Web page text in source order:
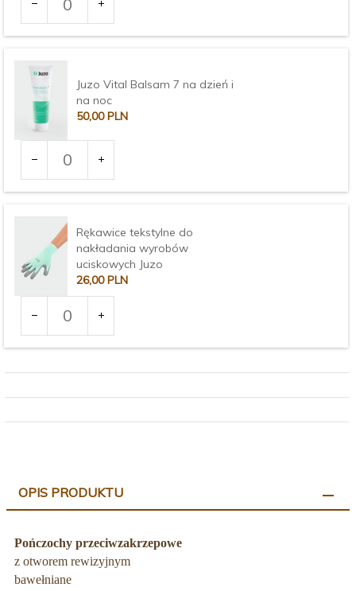
dla
produktu
3373
Juzo Vital Balsam 7 na dzień i
na noc
50,00 PLN
dla
produktu
3375
Rękawice tekstylne do
nakładania wyrobów
uciskowych Juzo
26,00 PLN
dla
produktu
3376
OPIS PRODUKTU
Pończochy przeciwzakrzepowe
z otworem rewizyjnym
bawełniane